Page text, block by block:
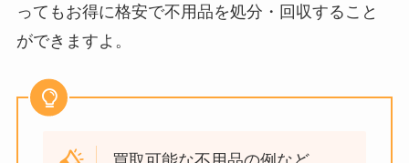
ってもお得に格安で不用品を処分・回収すること
ができますよ。